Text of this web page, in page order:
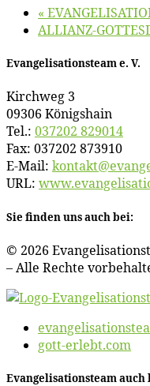
«
ALLIANZ-
Evan­ge­li­sa­ti­ons­team e. V.
Kirch­weg 3
09306 Königshain
Tel.: 037202 829014
Fax: 037202 873910
E‑Mail:
URL:
Sie fin­den uns auch bei:
© 2026
– Al­le Rech­te
gott-erlebt.com
Evan­ge­li­sa­ti­ons­team auch